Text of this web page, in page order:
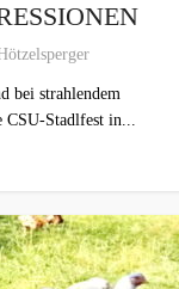
bei strahlendem
CSU-Stadlfest in...